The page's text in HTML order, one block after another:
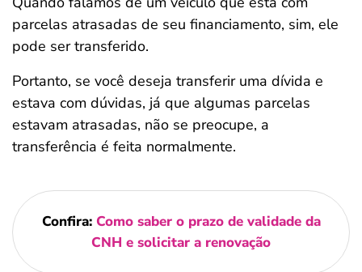
parcelas atrasadas de seu financiamento, sim, ele
pode ser transferido.
Portanto, se você deseja transferir uma dívida e
estava com dúvidas, já que algumas parcelas
estavam atrasadas, não se preocupe, a
transferência é feita normalmente.
Confira: Como saber o prazo de validade da
CNH e solicitar a renovação